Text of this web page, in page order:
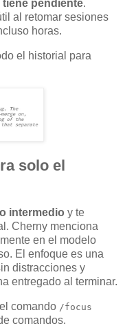
tiene pendiente.
al retomar sesiones
horas.
el historial para
solo el
intermedio y te
Cherny menciona
en el modelo
El enfoque es una
distracciones y
entregado al terminar.
comando /focus
comandos.